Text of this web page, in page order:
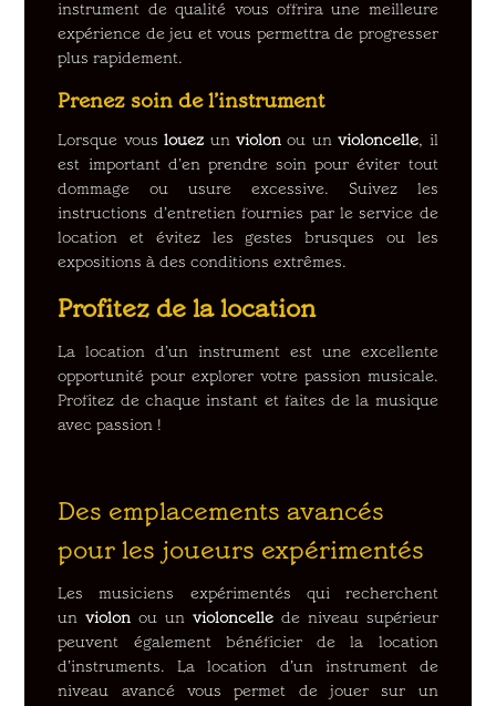
instrument de qualité vous offrira une meilleure
expérience de jeu et vous permettra de progresser
plus rapidement.
Prenez soin de l’instrument
Lorsque vous louez un violon ou un violoncelle, il
est important d’en prendre soin pour éviter tout
dommage ou usure excessive. Suivez les
instructions d’entretien fournies par le service de
location et évitez les gestes brusques ou les
expositions à des conditions extrêmes.
Profitez de la location
La location d’un instrument est une excellente
opportunité pour explorer votre passion musicale.
Profitez de chaque instant et faites de la musique
avec passion !
Des emplacements avancés
pour les joueurs expérimentés
Les musiciens expérimentés qui recherchent
un violon ou un violoncelle de niveau supérieur
peuvent également bénéficier de la location
d’instruments. La location d’un instrument de
niveau avancé vous permet de jouer sur un